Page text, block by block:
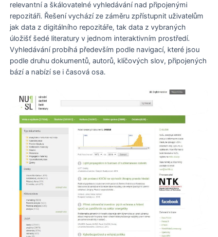
relevantní a škálovatelné vyhledávání nad připojenými
repozitáři. Řešení vychází ze záměru zpřístupnit uživatelům
jak data z digitálního repozitáře, tak data z vybraných
úložišť šedé literatury v jednom interaktivním prostředí.
Vyhledávání probíhá především podle navigací, které jsou
podle druhu dokumentů, autorů, klíčových slov, připojených
bází a nabízí se i časová osa.